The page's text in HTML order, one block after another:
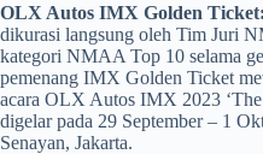
OLX Autos IMX Golden Ticket:
dikurasi langsung oleh Tim Juri
kategori NMAA Top 10 selama
pemenang IMX Golden Ticket
acara OLX Autos IMX 2023
digelar pada 29 September – 1
Senayan, Jakarta.